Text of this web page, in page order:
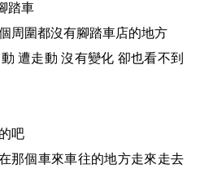
踏車
周圍都沒有腳踏車店的地方
遭走動 沒有變化 卻也看不到
吧
那個車來車往的地方走來走去